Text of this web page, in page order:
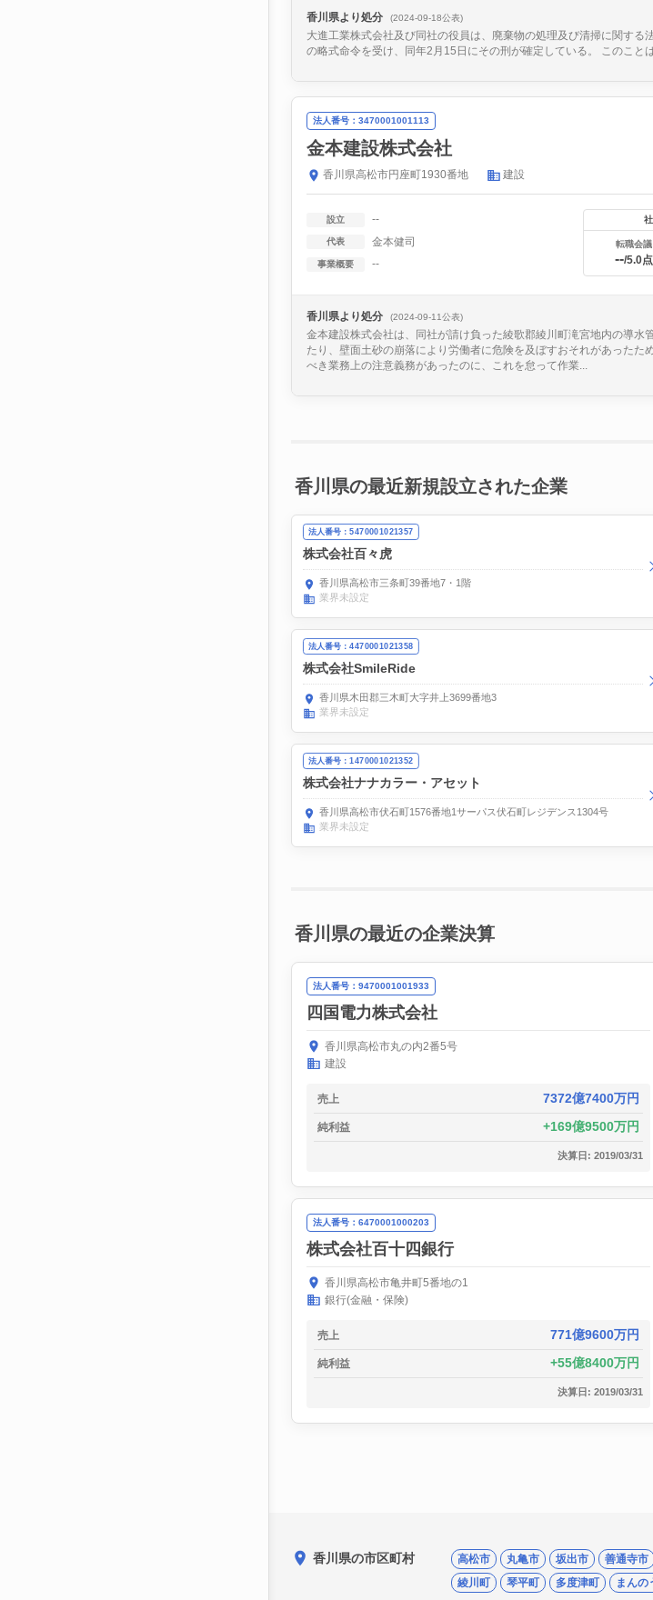
香川県より処分 (2024-09-18公表)
大進工業株式会社及び同社の役員は、廃棄物の処理及び清掃に関す
の略式命令を受け、同年2月15日にその刑が確定している。 このこと
法人番号：3470001001113
金本建設株式会社
香川県高松市円座町1930番地 建設
設立 --
代表 金本健司
事業概要 --
転職会議
--/5.0点
香川県より処分 (2024-09-11公表)
金本建設株式会社は、同社が請け負った綾歌郡綾川町滝宮地内の導
たり、壁面土砂の崩落により労働者に危険を及ぼすおそれがあった
べき業務上の注意義務があったのに、これを怠って作業...
香川県の最近新規設立された企業
法人番号：5470001021357
株式会社百々虎
香川県高松市三条町39番地7・1階
業界未設定
法人番号：4470001021358
株式会社SmileRide
香川県木田郡三木町大字井上3699番地3
業界未設定
法人番号：1470001021352
株式会社ナナカラー・アセット
香川県高松市伏石町1576番地1サーパス伏石町レジデンス1304号
業界未設定
香川県の最近の企業決算
法人番号：9470001001933
四国電力株式会社
香川県高松市丸の内2番5号
建設
売上 7372億7400万円
純利益 169億9500万円
決算日: 2019/03/31
法人番号：6470001000203
株式会社百十四銀行
香川県高松市亀井町5番地の1
銀行(金融・保険)
売上 771億9600万円
純利益 55億8400万円
決算日: 2019/03/31
香川県の市区町村 高松市 丸亀市 坂出市 善通寺市
綾川町
琴平町 多度津町 まんの